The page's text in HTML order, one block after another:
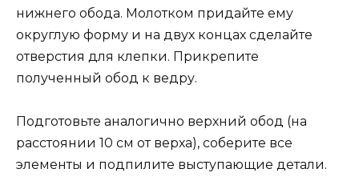
нижнего обода. Молотком придайте ему
округлую форму и на двух концах сделайте
отверстия для клепки. Прикрепите
полученный обод к ведру.
Подготовьте аналогично верхний обод (на
расстоянии 10 см от верха), соберите все
элементы и подпилите выступающие детали.